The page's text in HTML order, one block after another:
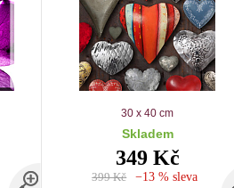
30 x 40 cm
Skladem
349 Kč
399 Kč −13 % sleva